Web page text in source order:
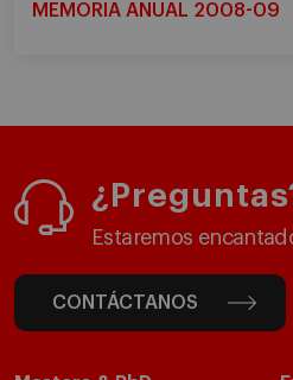
MEMORIA ANUAL 2008-09
Estaremos
CONTÁCTANOS